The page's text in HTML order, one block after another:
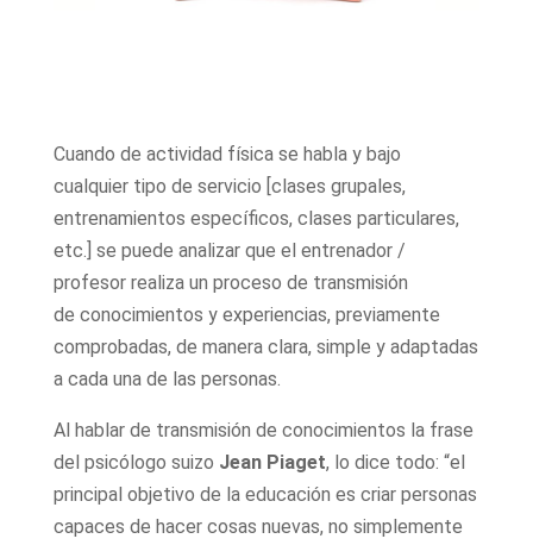
Cuando de actividad física se habla y bajo
cualquier tipo de servicio [clases grupales,
entrenamientos específicos, clases particulares,
etc.] se puede analizar que el entrenador /
profesor realiza un proceso de transmisión
de conocimientos y experiencias, previamente
comprobadas, de manera clara, simple y adaptadas
a cada una de las personas.
Al hablar de transmisión de conocimientos la frase
del psicólogo suizo Jean Piaget, lo dice todo: “el
principal objetivo de la educación es criar personas
capaces de hacer cosas nuevas, no simplemente